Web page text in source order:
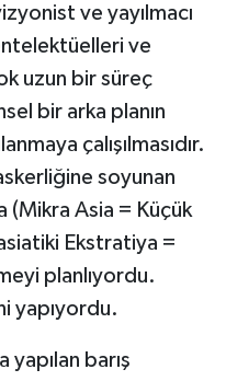
ve yayılmacı
ve
uzun bir süreç
bir arka planın
çalışılmasıdır.
soyunan
(Mikra Asia = Küçük
Ekstratiya =
planlıyordu.
yapıyordu.
yapılan barış